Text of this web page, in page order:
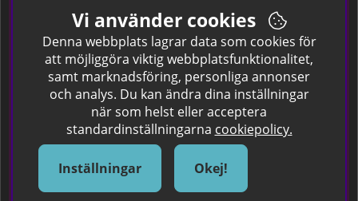
Hitta färgkoden på bilen.
Företagskund
Om oss
Om Spraycan
IKEA Färger
Sök Säkerhetsdatablad
Vi använder cookies
Denna webbplats lagrar data som cookies för
att möjliggöra viktig webbplatsfunktionalitet,
samt marknadsföring, personliga annonser
och analys. Du kan ändra dina inställningar
när som helst eller acceptera
standardinställningarna cookiepolicy.
Inställningar Okej!